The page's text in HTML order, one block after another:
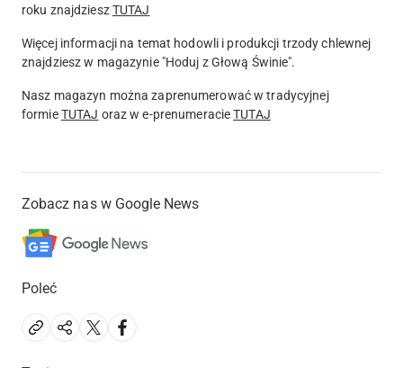
roku znajdzieszTUTAJ
Więcej informacji na temat hodowli i produkcji trzody chlewnej
znajdziesz w magazynie "Hoduj z Głową Świnie".
Nasz magazyn można zaprenumerować w tradycyjnej
formieTUTAJ oraz we-prenumeracieTUTAJ
Zobacz nas w Google News
Poleć